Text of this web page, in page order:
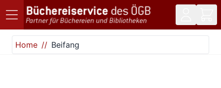
Direkt zum Inhalt
Home
Beifang